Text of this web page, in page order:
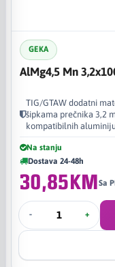
GEKA
AlMg4,5 Mn
TIG/GTAW dodatni
šipkama prečnika 3,2
kompatibilnih
Na stanju
Dostava 24-48h
30,85KMSa
- +